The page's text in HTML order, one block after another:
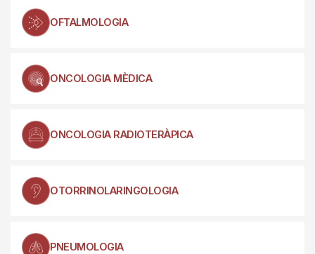
OFTALMOLOGIA
ONCOLOGIA MÈDICA
ONCOLOGIA RADIOTERÀPICA
OTORRINOLARINGOLOGIA
PNEUMOLOGIA